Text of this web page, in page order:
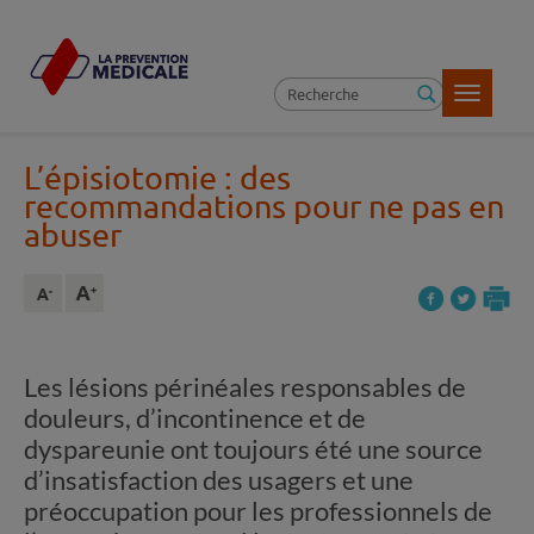
Toggle
L’épisiotomie : des
recommandations pour ne pas en
abuser
Les lésions périnéales responsables de
douleurs, d’incontinence et de
dyspareunie ont toujours été une source
d’insatisfaction des usagers et une
préoccupation pour les professionnels de